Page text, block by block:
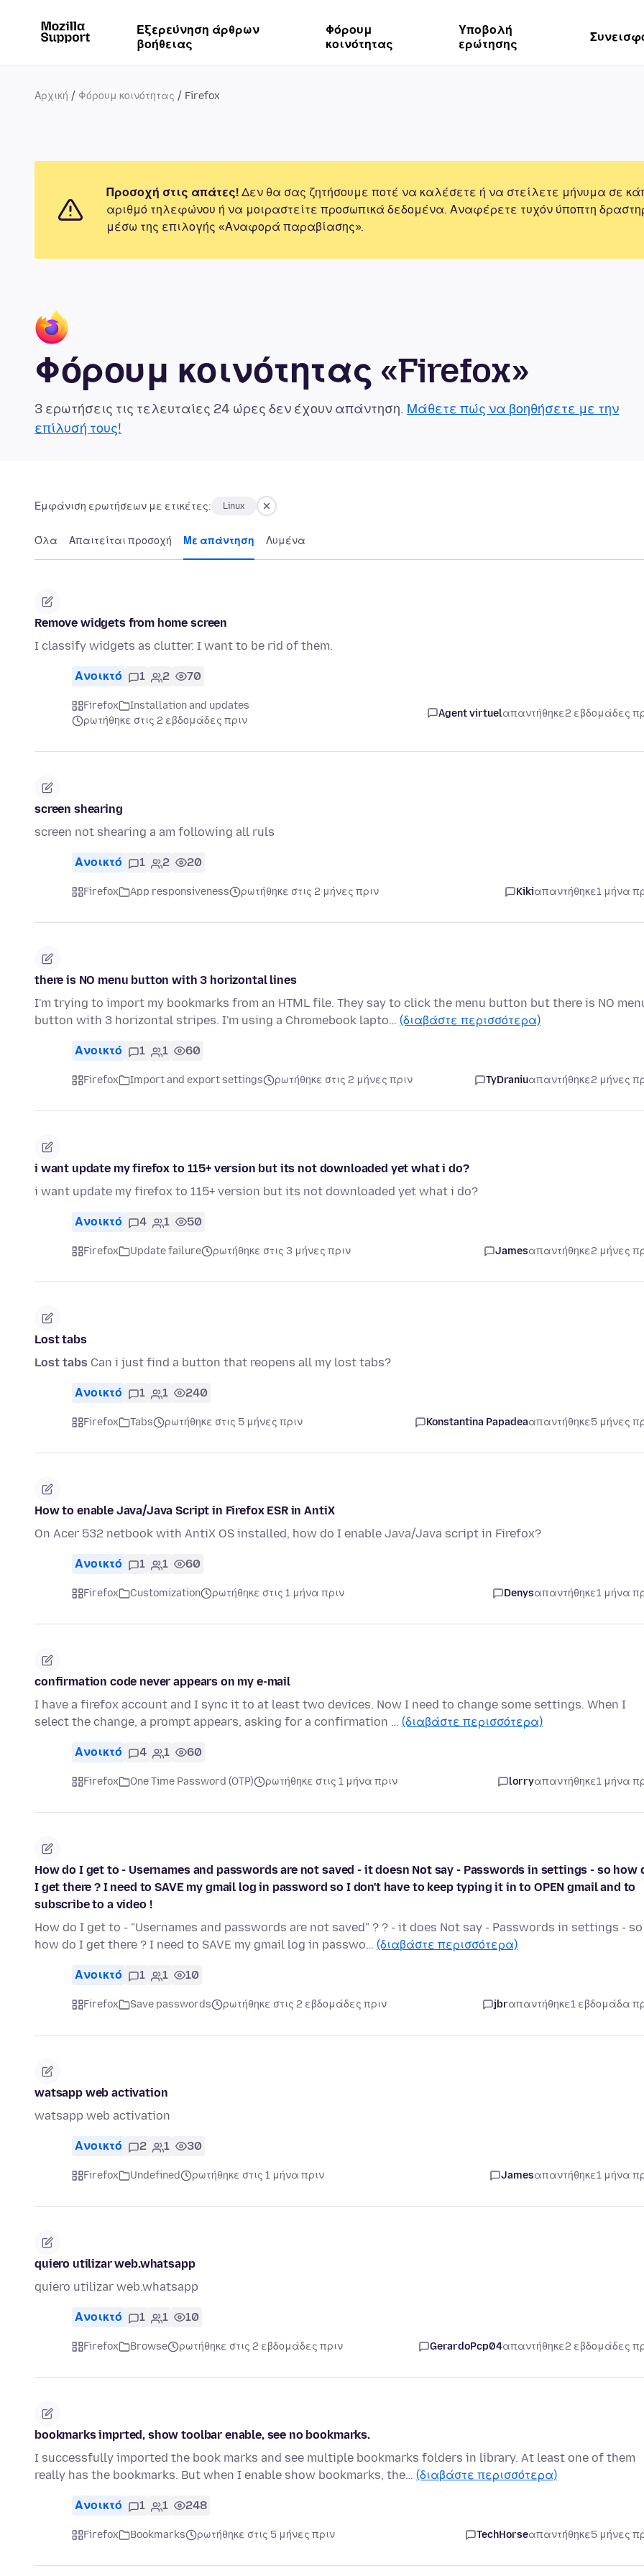
Εξερεύνηση άρθρων
βοήθειας
Φόρουμ
κοινότητας
Υποβολή
ερώτησης
Αρχική Φόρουμ κοινότητας Firefox
Προσοχή στις απάτες! Δεν θα σας ζητήσουμε ποτέ να καλέσετε ή να στείλετε μήνυμα σε
αριθμό τηλεφώνου ή να μοιραστείτε προσωπικά δεδομένα. Αναφέρετε τυχόν ύποπτη
μέσω της επιλογής «Αναφορά παραβίασης».
Φόρουμ κοινότητας «Firefox»
3 ερωτήσεις τις τελευταίες 24 ώρες δεν έχουν απάντηση. Μάθετε πώς να βοηθήσετε με την
επίλυσή τους!
Εμφάνιση ερωτήσεων με ετικέτες: Linux
Όλα Απαιτείται προσοχή Με απάντηση Λυμένα
Remove widgets from home screen
I classify widgets as clutter. I want to be rid of them.
Ανοικτό 1 2 70
Firefox
Installation and updates
ρωτήθηκε στις 2 εβδομάδες πριν
Agent virtuelαπαντήθηκε2 εβδομάδες
screen shearing
screen not shearing a am following all ruls
Ανοικτό 1 2 20
Firefox App responsiveness ρωτήθηκε στις 2 μήνες πριν Kikiαπαντήθηκε1 μήνα
there is NO menu button with 3 horizontal lines
I'm trying to import my bookmarks from an HTML file. They say to click the menu button but there is NO
button with 3 horizontal stripes. I'm using a Chromebook lapto… (διαβάστε περισσότερα)
Ανοικτό 1 1 60
Firefox Import and export settings ρωτήθηκε στις 2 μήνες πριν TyDraniuαπαντήθηκε2 μήνες
i want update my firefox to 115+ version but its not downloaded yet what i do?
i want update my firefox to 115+ version but its not downloaded yet what i do?
Ανοικτό 4 1 50
Firefox Update failure ρωτήθηκε στις 3 μήνες πριν Jamesαπαντήθηκε2 μήνες
Lost tabs
Lost tabs Can i just find a button that reopens all my lost tabs?
Ανοικτό 1 1 240
Firefox Tabs ρωτήθηκε στις 5 μήνες πριν Konstantina Papadeaαπαντήθηκε5 μήνες
How to enable Java/Java Script in Firefox ESR in AntiX
On Acer 532 netbook with AntiX OS installed, how do I enable Java/Java script in Firefox?
Ανοικτό 1 1 60
Firefox Customization ρωτήθηκε στις 1 μήνα πριν Denysαπαντήθηκε1 μήνα
confirmation code never appears on my e-mail
I have a firefox account and I sync it to at least two devices. Now I need to change some settings. When I
select the change, a prompt appears, asking for a confirmation … (διαβάστε περισσότερα)
Ανοικτό 4 1 60
Firefox One Time Password (OTP) ρωτήθηκε στις 1 μήνα πριν lorryαπαντήθηκε1 μήνα
How do I get to - Usernames and passwords are not saved - it doesn Not say - Passwords in settings - so how
I get there ? I need to SAVE my gmail log in password so I don't have to keep typing it in to OPEN gmail and to
subscribe to a video !
How do I get to - "Usernames and passwords are not saved" ? ? - it does Not say - Passwords in settings - so
how do I get there ? I need to SAVE my gmail log in passwo… (διαβάστε περισσότερα)
Ανοικτό 1 1 10
Firefox Save passwords ρωτήθηκε στις 2 εβδομάδες πριν jbrαπαντήθηκε1 εβδομάδα
watsapp web activation
watsapp web activation
Ανοικτό 2 1 30
Firefox Undefined ρωτήθηκε στις 1 μήνα πριν Jamesαπαντήθηκε1 μήνα
quiero utilizar web.whatsapp
quiero utilizar web.whatsapp
Ανοικτό 1 1 10
Firefox Browse ρωτήθηκε στις 2 εβδομάδες πριν GerardoPcp04απαντήθηκε2 εβδομάδες
bookmarks imprted, show toolbar enable, see no bookmarks.
I successfully imported the book marks and see multiple bookmarks folders in library. At least one of them
really has the bookmarks. But when I enable show bookmarks, the… (διαβάστε περισσότερα)
Ανοικτό 1 1 248
Firefox Bookmarks ρωτήθηκε στις 5 μήνες πριν TechHorseαπαντήθηκε5 μήνες